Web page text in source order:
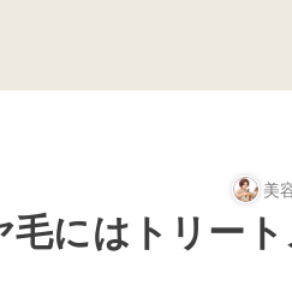
美
毛にはトリー